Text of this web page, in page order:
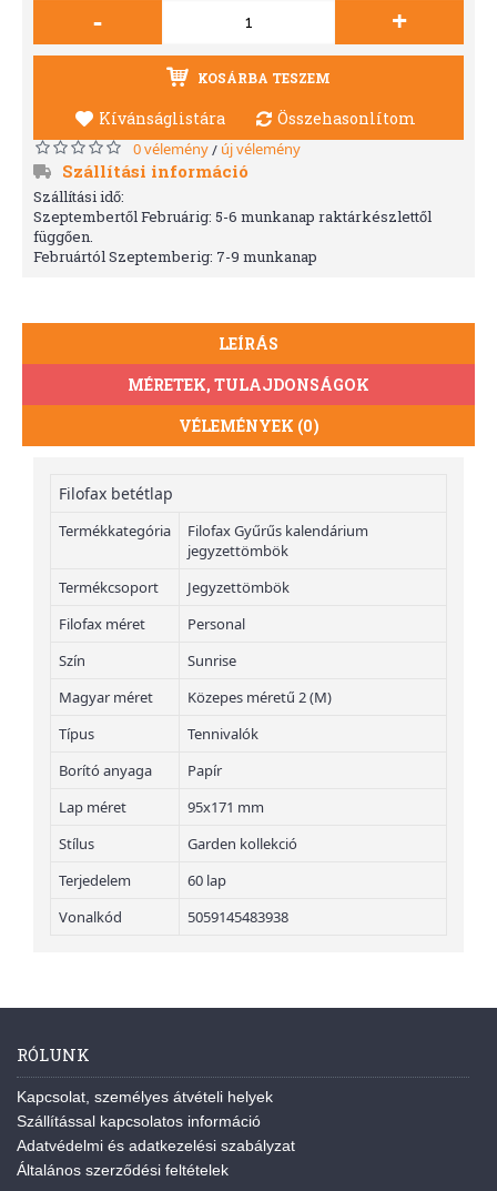
- +
KOSÁRBA TESZEM
Kívánságlistára Összehasonlítom
0 vélemény/ új vélemény
Szállítási információ
Szállítási idő:
Szeptembertől Februárig: 5-6 munkanap raktárkészlettől
függően.
Februártól Szeptemberig: 7-9 munkanap
LEÍRÁS
MÉRETEK, TULAJDONSÁGOK
VÉLEMÉNYEK (0)
Filofax betétlap
Termékkategória
Filofax Gyűrűs kalendárium
jegyzettömbök
Termékcsoport
Jegyzettömbök
Filofax méret
Personal
Szín
Sunrise
Magyar méret
Közepes méretű 2 (M)
Típus
Tennivalók
Borító anyaga
Papír
Lap méret
95x171 mm
Stílus
Garden kollekció
Terjedelem
60 lap
Vonalkód
5059145483938
RÓLUNK
Kapcsolat, személyes átvételi helyek
Szállítással kapcsolatos információ
Adatvédelmi és adatkezelési szabályzat
Általános szerződési feltételek